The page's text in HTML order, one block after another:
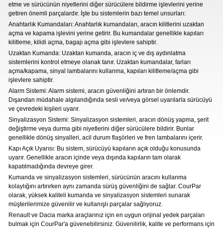
» Diğer Ürünler
3D Parça Üretim
Markalar
Parça Bulucu
Konum&İletişim
» Konum ve İletişim Bilgilerimiz
Mekanik Aksamlar
Renault, Dacia ve Nisan marka araçlara ait
orjinal mekanik parçalar Courpar’da
Kaportacı Aksamları
Renault, Dacia ve Nisan marka araçlara ait
orjinal kaporta aksamları Courpar’da
Bakım Ürünleri
Diğer Ürünler
CourPar
Otomotiv
» Kurumsal
» Markalar
» Konum & İletişim
etme ve sürücünün niyetlerini diğer sürücülere bildirme işlevlerini yerine
getiren önemli parçalardır. İşte bu sistemlerin bazı temel unsurları:
Anahtarlık Kumandaları: Anahtarlık kumandaları, aracın kilitlerini uzaktan
açma ve kapama işlevini yerine getirir. Bu kumandalar genellikle kapıları
kilitleme, kilidi açma, bagajı açma gibi işlevlere sahiptir.
Uzaktan Kumanda: Uzaktan kumanda, aracın iç ve dış aydınlatma
sistemlerini kontrol etmeye olanak tanır. Uzaktan kumandalar, farları
açma/kapama, sinyal lambalarını kullanma, kapıları kilitleme/açma gibi
işlevlere sahiptir.
Alarm Sistemi: Alarm sistemi, aracın güvenliğini artıran bir önlemdir.
Dışarıdan müdahale algılandığında sesli ve/veya görsel uyarılarla sürücüyü
ve çevredeki kişileri uyarır.
Sinyalizasyon Sistemi: Sinyalizasyon sistemleri, aracın dönüş yapma, şerit
değiştirme veya durma gibi niyetlerini diğer sürücülere bildirir. Bunlar
genellikle dönüş sinyalleri, acil durum flaşörleri ve fren lambalarını içerir.
Kapı Açık Uyarısı: Bu sistem, sürücüyü kapıların açık olduğu konusunda
uyarır. Genellikle aracın içinde veya dışında kapıların tam olarak
kapatılmadığında devreye girer.
Kumanda ve sinyalizasyon sistemleri, sürücünün aracını kullanma
kolaylığını artırırken aynı zamanda sürüş güvenliğini de sağlar. CourPar
olarak, yüksek kaliteli kumanda ve sinyalizasyon sistemleri sunarak
müşterilerimize güvenilir ve kullanışlı parçalar sağlıyoruz.
Renault ve Dacia marka araçlarınız için en uygun orijinal yedek parçaları
bulmak için CourPar'a güvenebilirsiniz. Güvenilirlik, kalite ve performans için